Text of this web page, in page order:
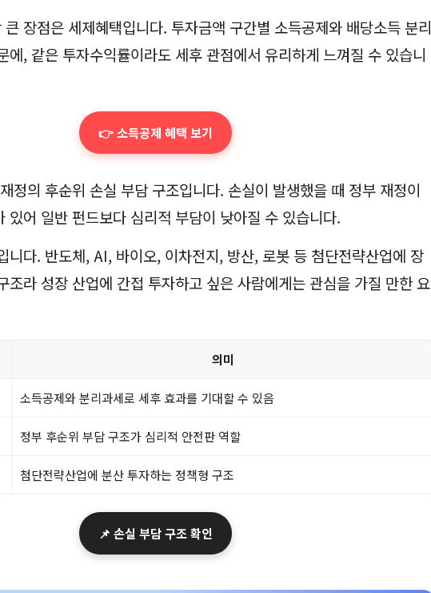
장점은 세제혜택입니다. 투자금액 구간별 소득공제와 배당소득 분리
에, 같은 투자수익률이라도 세후 관점에서 유리하게 느껴질 수 있습니
👉 소득공제 혜택 보기
정의 후순위 손실 부담 구조입니다. 손실이 발생했을 때 정부 재정이
있어 일반 펀드보다 심리적 부담이 낮아질 수 있습니다.
니다. 반도체, AI, 바이오, 이차전지, 방산, 로봇 등 첨단전략산업에 장
조라 성장 산업에 간접 투자하고 싶은 사람에게는 관심을 가질 만한 요
의미
소득공제와 분리과세로 세후 효과를 기대할 수 있음
정부 후순위 부담 구조가 심리적 안전판 역할
첨단전략산업에 분산 투자하는 정책형 구조
📌 손실 부담 구조 확인